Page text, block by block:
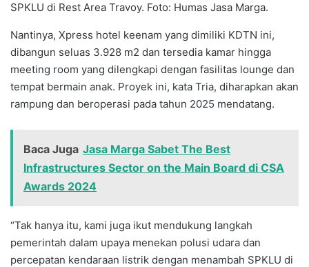
SPKLU di Rest Area Travoy. Foto: Humas Jasa Marga.
Nantinya, Xpress hotel keenam yang dimiliki KDTN ini,
dibangun seluas 3.928 m2 dan tersedia kamar hingga
meeting room yang dilengkapi dengan fasilitas lounge dan
tempat bermain anak. Proyek ini, kata Tria, diharapkan akan
rampung dan beroperasi pada tahun 2025 mendatang.
Baca Juga Jasa Marga Sabet The Best
Infrastructures Sector on the Main Board di CSA
Awards 2024
“Tak hanya itu, kami juga ikut mendukung langkah
pemerintah dalam upaya menekan polusi udara dan
percepatan kendaraan listrik dengan menambah SPKLU di